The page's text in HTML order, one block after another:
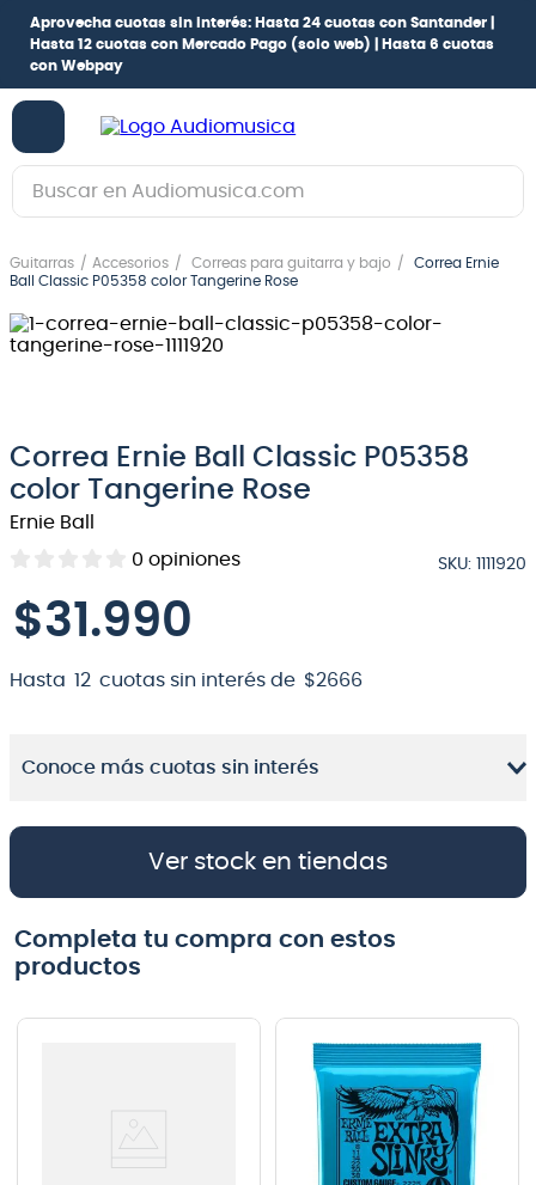
Aprovecha cuotas sin interés: Hasta 24 cuotas con Santander |
Hasta 12 cuotas con Mercado Pago (solo web) |
Hasta 6 cuotas
con Webpay
Buscar en Audiomusica.com
Guitarras Accesorios Correas para guitarra y bajo
Correa Ernie
Ball Classic P05358 color Tangerine Rose
Correa Ernie Ball Classic P05358
color Tangerine Rose
Ernie Ball
0 opiniones SKU: 1111920
$31 .990
Hasta 12 cuotas sin interés de $2666
Conoce más cuotas sin interés
Ver stock en tiendas
Completa tu compra con estos
productos
1.
guitarra electrica
2.
bajo
3.
5.
pioneerdj
6
guitarra
7.
bateria
9 .
micrófono